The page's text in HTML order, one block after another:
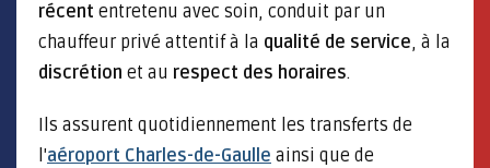
récent entretenu avec soin, conduit par un
chauffeur privé attentif à la qualité de service, à la
discrétion et au respect des horaires.
Ils assurent quotidiennement les transferts de
l'aéroport Charles-de-Gaulle ainsi que de